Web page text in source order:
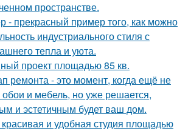
пространстве.
- прекрасный пример того, как можно
индустриального стиля с
тепла и уюта.
проект площадью 85 кв.
ремонта - это момент, когда ещё не
и мебель, но уже решается,
и эстетичным будет ваш дом.
и удобная студия площадью